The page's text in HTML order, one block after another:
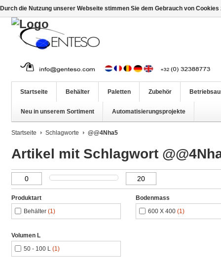
Startseite Behälter Paletten Zubehör
Neu in unserem Sortiment Automatisierungsprojekte
Startseite Schlagworte @@4Nha5
Artikel mit Schlagwort
Produktart
Behälter (1)
Bodenmass
600 X 400 (1)
Volumen L
50 - 100 L (1)
Durch die Nutzung unserer Webseite stimmen Sie dem Gebrauch von